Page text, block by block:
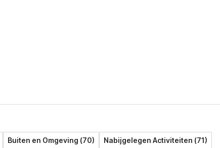
Buiten en Omgeving (70) Nabijgelegen Activiteiten (71)